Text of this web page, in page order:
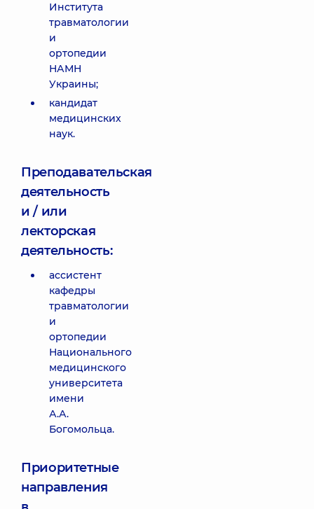
Института
травматологии
и
ортопедии
НАМН
Украины;
кандидат
медицинских
наук.
Преподавательская
деятельность
и / или
лекторская
деятельность:
ассистент
кафедры
травматологии
и
ортопедии
Национального
медицинского
университета
имени
А.А.
Богомольца.
Приоритетные
направления